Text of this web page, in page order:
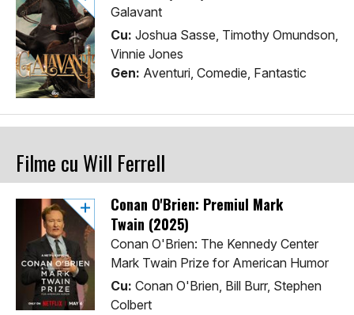
Galavant
Cu: Joshua Sasse, Timothy Omundson,
Vinnie Jones
Gen: Aventuri, Comedie, Fantastic
Filme cu Will Ferrell
Conan O'Brien: Premiul Mark
Twain (2025)
Conan O'Brien: The Kennedy Center
Mark Twain Prize for American Humor
Cu: Conan O'Brien, Bill Burr, Stephen
Colbert